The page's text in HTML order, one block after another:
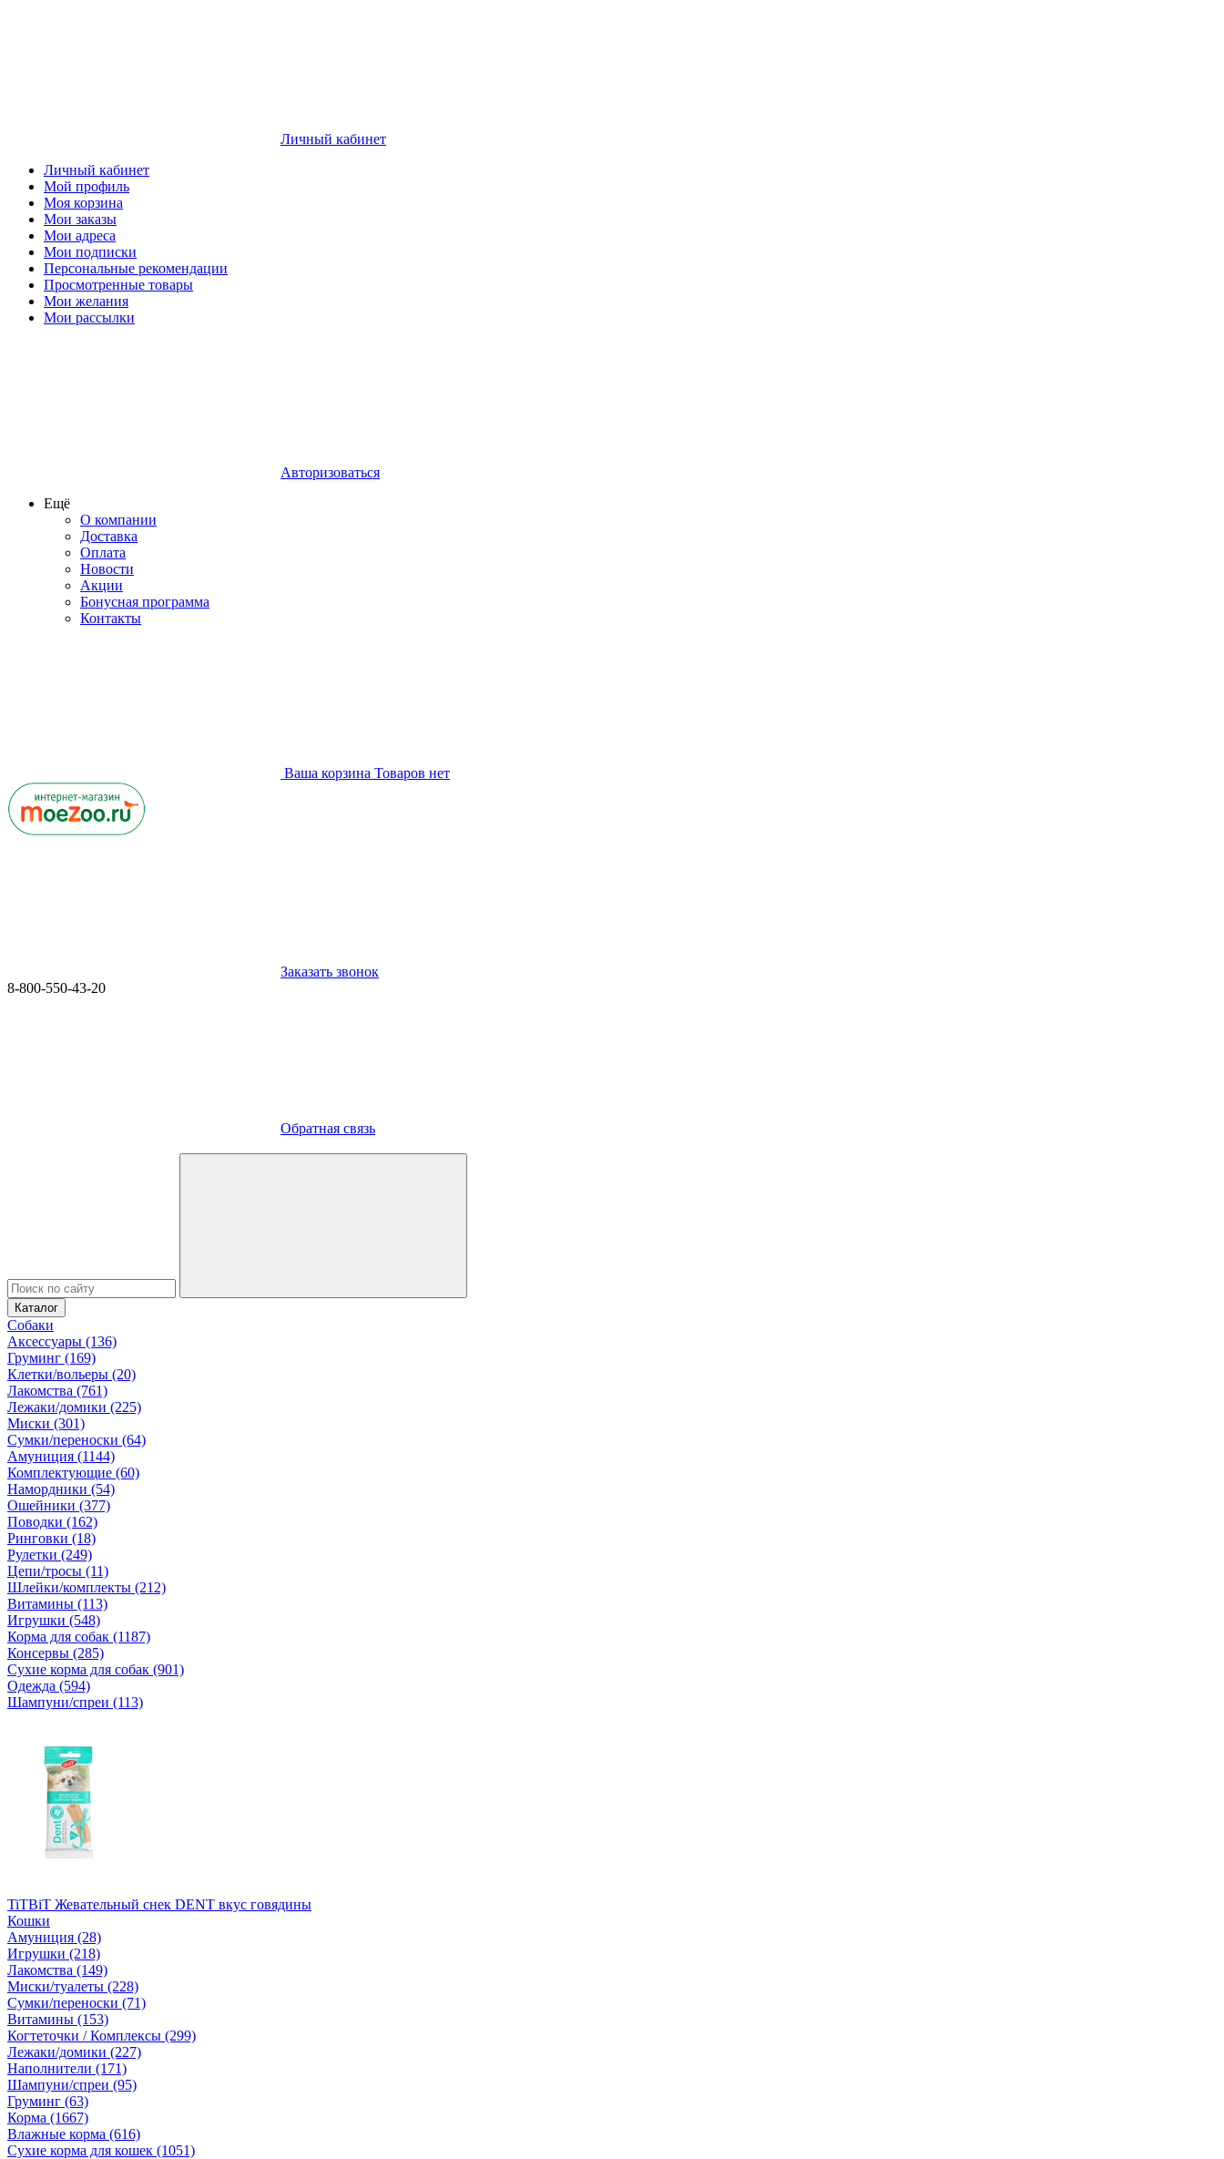
Личный кабинет
Личный кабинет
Мой профиль
Моя корзина
Мои заказы
Мои адреса
Мои подписки
Персональные рекомендации
Просмотренные товары
Мои желания
Мои рассылки
Авторизоваться
Ещё
О компании
Доставка
Оплата
Новости
Акции
Бонусная программа
Контакты
Ваша корзина Товаров нет
Заказать звонок
8-800-550-43-20
Обратная связь
Каталог
Собаки
Аксессуары (136)
Груминг (169)
Клетки/вольеры (20)
Лакомства (761)
Лежаки/домики (225)
Миски (301)
Сумки/переноски (64)
Амуниция (1144)
Комплектующие (60)
Намордники (54)
Ошейники (377)
Поводки (162)
Ринговки (18)
Рулетки (249)
Цепи/тросы (11)
Шлейки/комплекты (212)
Витамины (113)
Игрушки (548)
Корма для собак (1187)
Консервы (285)
Сухие корма для собак (901)
Одежда (594)
Шампуни/спреи (113)
TiTBiT Жевательный снек DENT вкус говядины
Кошки
Амуниция (28)
Игрушки (218)
Лакомства (149)
Миски/туалеты (228)
Сумки/переноски (71)
Витамины (153)
Когтеточки / Комплексы (299)
Лежаки/домики (227)
Наполнители (171)
Шампуни/спреи (95)
Груминг (63)
Корма (1667)
Влажные корма (616)
Сухие корма для кошек (1051)